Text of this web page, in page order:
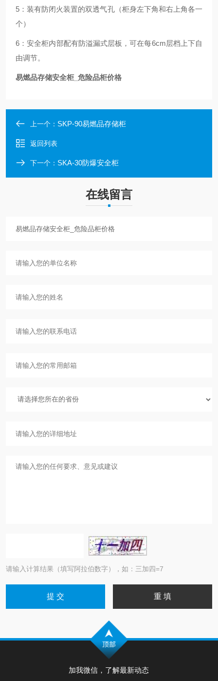
5：装有防闭火装置的双透气孔（柜身左下角和右上角各一
个）
6：安全柜内部配有防溢漏式层板，可在每6cm层档上下自
由调节。
易燃品存储安全柜_危险品柜价格
上一个： SKP-90易燃品存储柜
返回列表
下一个： SKA-30防爆安全柜
在线留言
请输入计算结果（填写阿拉伯数字），如：三加四=7
加我微信，了解最新动态